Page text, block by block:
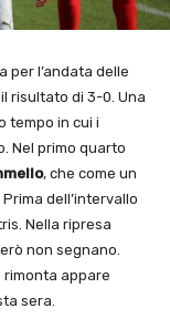
per l’andata delle
risultato di 3-0. Una
tempo in cui i
Nel primo quarto
, che come un
dell’intervallo
Nella ripresa
non segnano.
rimonta appare
sera.